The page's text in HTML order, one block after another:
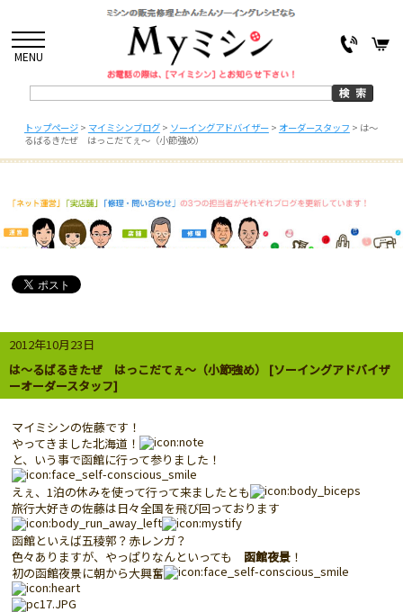
MENU
トップページ> マイミシンブログ> ソーイングアドバイザー> オーダースタッフ > は～
るばるきたぜ はっこだてぇ～（小節強め）
2012年10月23日
は～るばるきたぜ はっこだてぇ～（小節強め） [ソーイングアドバイザ
ーオーダースタッフ]
マイミシンの佐藤です！
やってきました北海道！
と、いう事で函館に行って参りました！
えぇ、1泊の休みを使って行って来ましたとも
旅行大好きの佐藤は日々全国を飛び回っております
函館といえば五稜郭？赤レンガ？
色々ありますが、やっぱりなんといっても 函館夜景 ！
初の函館夜景に朝から大興奮